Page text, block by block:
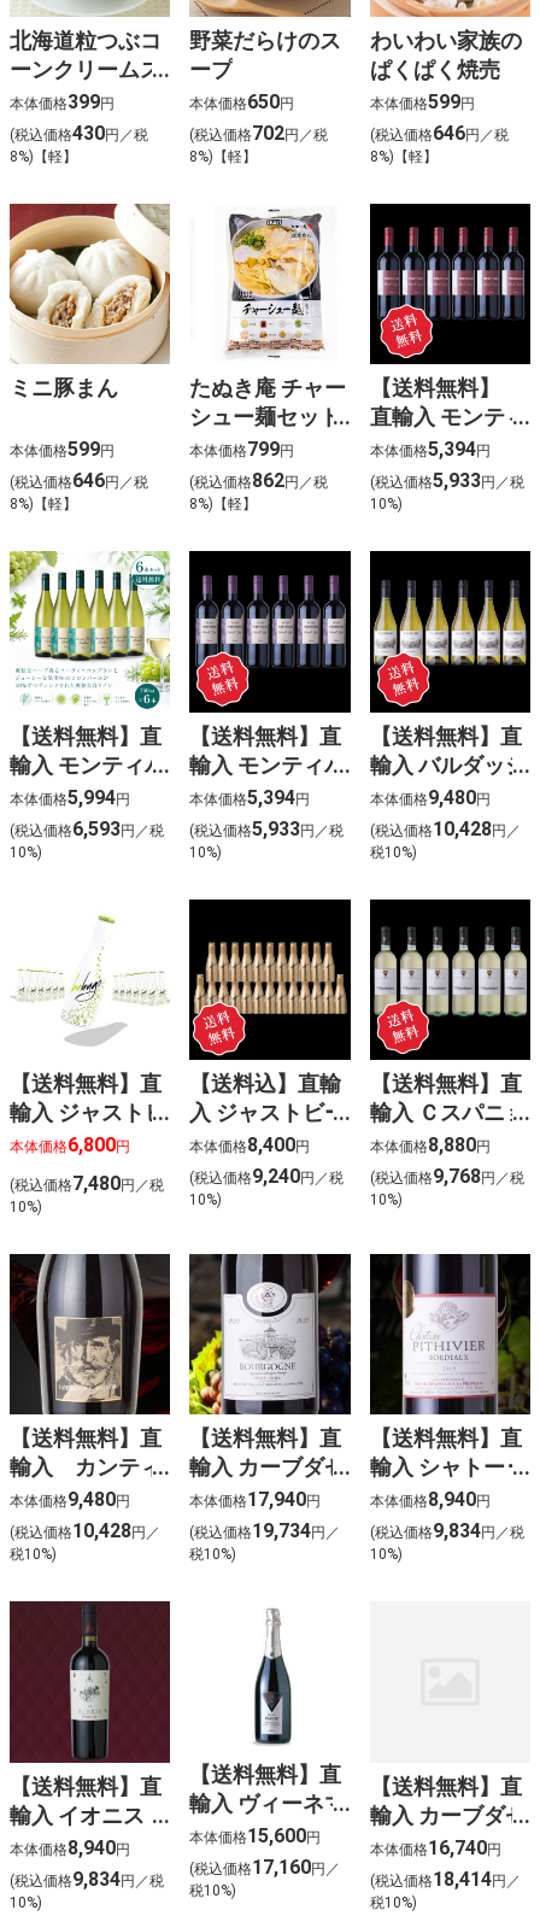
北海道粒つぶコ
ーンクリームス
ープ
本体価格399円
(税込価格430円／税
8%)【軽】
野菜だらけのス
ープ
本体価格650円
(税込価格702円／税
8%)【軽】
わいわい家族の
ぱくぱく焼売
本体価格599円
(税込価格646円／税
8%)【軽】
ミニ豚まん
本体価格599円
(税込価格646円／税
8%)【軽】
たぬき庵 チャー
シュー麺セット
1人前
本体価格799円
(税込価格862円／税
8%)【軽】
【送料無料】
直輸入 モンティ
バゴ ペイドッ
ク カベルネソ
ーヴィニヨン
本体価格5,394円
(税込価格5,933円／税
10%)
【送料無料】直
輸入 モンティバ
ゴ ソーヴィニヨ
ンブラン・コロ
ンバール (白)
本体価格5,994円
(税込価格6,593円／税
10%)
【送料無料】直
輸入 モンティバ
ゴ ペイドック
オーク カベル
ネ･シラー
本体価格5,394円
(税込価格5,933円／税
10%)
【送料無料】直
輸入 バルダッジ
シャルドネ
(白) 6本入
本体価格9,480円
(税込価格10,428円／
税10%)
【送料無料】直
輸入 ジャストビ
ー ヒューゴ
〈ケース販売
24本入〉
本体価格6,800円
(税込価格7,480円／税
10%)
【送料込】直輸
入 ジャストビー
ゴールド(泡白)
〈ケース販売
24本入〉
本体価格8,400円
(税込価格9,240円／税
10%)
【送料無料】直
輸入 Ｃスパニョ
レッティ キアッ
キエリッチョ
(白) 6本入
本体価格8,880円
(税込価格9,768円／税
10%)
【送料無料】直
輸入 カンティ
ーナ・チェチラ
ンブルスコ 6
本入
本体価格9,480円
(税込価格10,428円／
税10%)
【送料無料】直
輸入 カーブダゼ
ブルゴーニュ ピ
ノノワール (赤)
（6本入）
本体価格17,940円
(税込価格19,734円／
税10%)
【送料無料】直
輸入 シャトー･
ピティヴィエ･
ボルドー (赤)
（6本入）
本体価格8,940円
(税込価格9,834円／税
10%)
【送料無料】直
輸入 イオニス
プリミティーヴ
ォ (赤)（6本
入）
本体価格8,940円
(税込価格9,834円／税
10%)
【送料無料】直
輸入 ヴィーネマ
ッテ プロセッコ
DOCG ブリュッ
ト (泡白)（6本
本体価格15,600円
(税込価格17,160円／
税10%)
【送料無料】直
輸入 カーブダゼ
ブルゴーニュシ
ャルドネ（6本
入）
本体価格16,740円
(税込価格18,414円／
税10%)